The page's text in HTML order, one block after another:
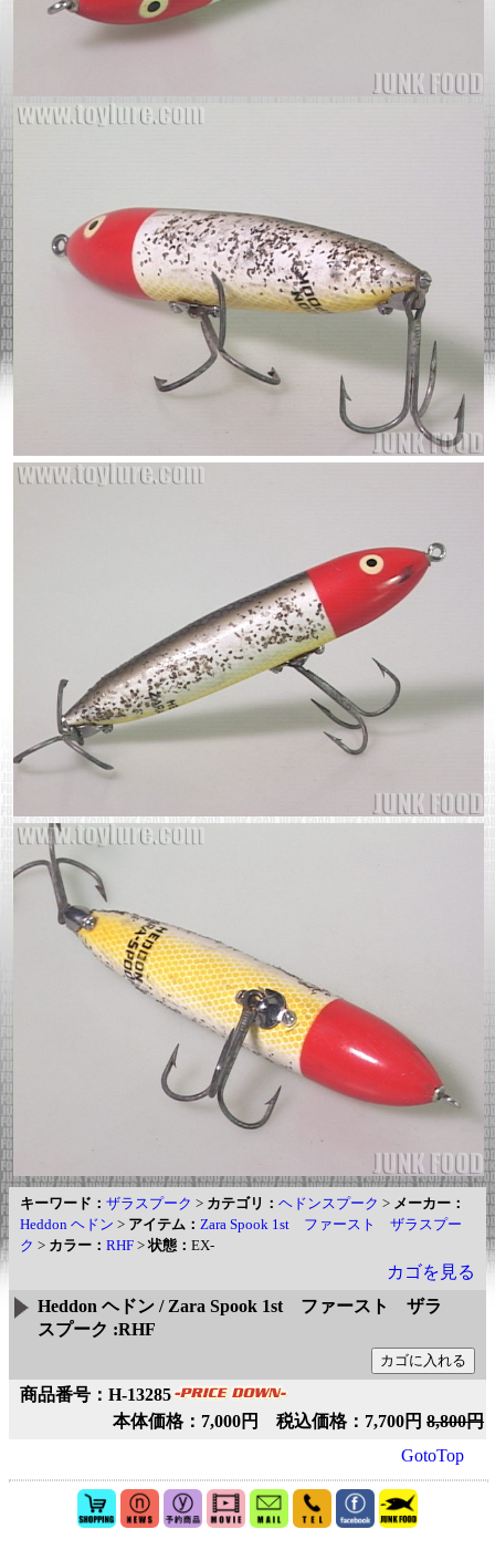
キーワード： ザラスプーク > カテゴリ： ヘドンスプーク > メーカー：
Heddon ヘドン > アイテム： Zara Spook 1st ファースト ザラスプー
ク > カラー： RHF >状態： EX-
カゴを見る
Heddon ヘドン / Zara Spook 1st ファースト ザラ
スプーク :RHF
商品番号：H-13285
本体価格：7,000円 税込価格：7,700円 8,800円
GotoTop